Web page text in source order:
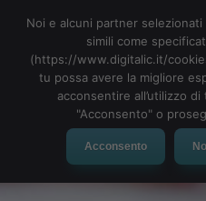
Noi e alcuni partner
simili come
(https://www.digitalic.it/
tu possa avere la migliore
acconsentire all’utilizzo
"Acconsento" o
Acconsento No